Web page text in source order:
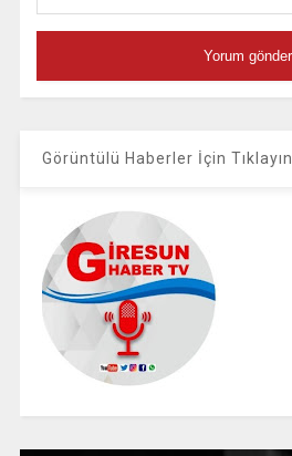
Görüntülü Haberler İçin Tıklayın